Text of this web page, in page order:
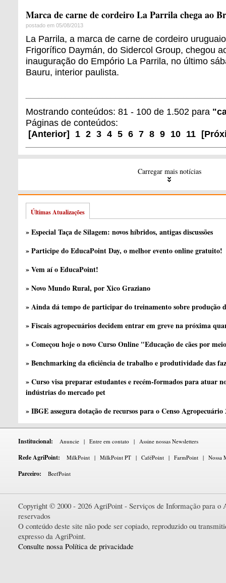
Marca de carne de cordeiro La Parrila chega ao
postado em 05/08/2013
La Parrila, a marca de carne de cordeiro
Frigorífico Daymán, do Sidercol Group, chegou
inauguração do Empório La Parrila, no último
Bauru, interior paulista.
Mostrando conteúdos: 81 - 100 de 1.502 para
Páginas de conteúdos:
[Anterior] 1 2 3 4 5 6 7 8 9 10 11 [
Carregar mais notícias
Últimas Atualizações
» Especial Taça de Silagem: novos híbridos, antigas discussões
» Participe do EducaPoint Day, o melhor evento online gratuito!
» Vem aí o EducaPoint!
» Novo Mundo Rural, por Xico Graziano
» Ainda dá tempo de participar do treinamento sobre produção
» Fiscais agropecuários decidem entrar em greve na próxima
» Começou hoje o novo Curso Online "Educação de cães por
» Benchmarking da eficiência de trabalho e produtividade das
» Curso visa preparar estudantes e recém-formados para atuar
indústrias do mercado pet
» IBGE assegura dotação de recursos para o Censo Agropecuário
Institucional: Anuncie | Entre em contato | Assine nossas Newsletters
Rede AgriPoint: MilkPoint | MilkPoint PT | CaféPoint | FarmPoint | Nossa
Parceiro: BeefPoint
Copyright © 2000 - 2026 AgriPoint - Serviços de Informação para o
reservados
O conteúdo deste site não pode ser copiado, reproduzido ou
expresso da AgriPoint.
Consulte nossa Política de privacidade